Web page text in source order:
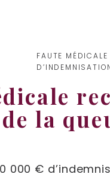
FAUTE
la
000 €